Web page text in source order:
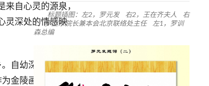
自心灵的源泉，
灵深处的情感映
自幼深受丹青大
金陵画派最具影
标题插图：左2，罗元发 右2，王在齐夫人 右
1，罗卫东院长兼本会北京联络处主任 左1，罗训
森总编